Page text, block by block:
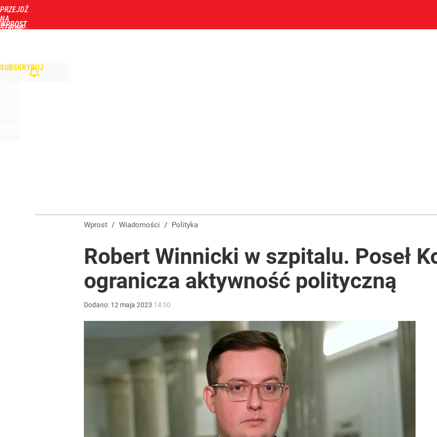
PRZEJDŹ
NA
STRONĘ
WPROST
SUBSKRYBUJ
Wprost / Wiadomości / Polityka
Robert Winnicki w szpitalu. Poseł
ogranicza aktywność polityczną
Dodano: 12 maja 2023 14:50